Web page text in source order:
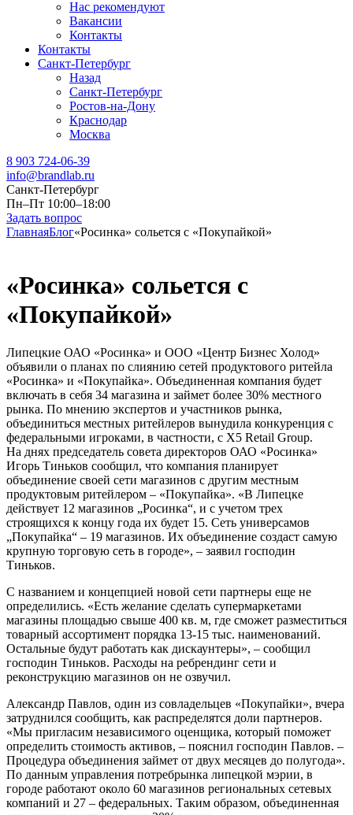
Нас рекомендуют
Вакансии
Контакты
Контакты
Санкт-Петербург
Назад
Санкт-Петербург
Ростов-на-Дону
Краснодар
Москва
8 903 724-06-39
info@brandlab.ru
Санкт-Петербург
Пн–Пт 10:00–18:00
Задать вопрос
ГлавнаяБлог«Росинка» сольется с «Покупайкой»
«Росинка» сольется с
«Покупайкой»
Липецкие ОАО «Росинка» и ООО «Центр Бизнес Холод»
объявили о планах по слиянию сетей продуктового ритейла
«Росинка» и «Покупайка». Объединенная компания будет
включать в себя 34 магазина и займет более 30% местного
рынка. По мнению экспертов и участников рынка,
объединиться местных ритейлеров вынудила конкуренция с
федеральными игроками, в частности, с X5 Retail Group.
На днях председатель совета директоров ОАО «Росинка»
Игорь Тиньков сообщил, что компания планирует
объединение своей сети магазинов с другим местным
продуктовым ритейлером – «Покупайка». «В Липецке
действует 12 магазинов „Росинка“, и с учетом трех
строящихся к концу года их будет 15. Сеть универсамов
„Покупайка“ – 19 магазинов. Их объединение создаст самую
крупную торговую сеть в городе», – заявил господин
Тиньков.
С названием и концепцией новой сети партнеры еще не
определились. «Есть желание сделать супермаркетами
магазины площадью свыше 400 кв. м, где сможет разместиться
товарный ассортимент порядка 13-15 тыс. наименований.
Остальные будут работать как дискаунтеры», – сообщил
господин Тиньков. Расходы на ребрендинг сети и
реконструкцию магазинов он не озвучил.
Александр Павлов, один из совладельцев «Покупайки», вчера
затруднился сообщить, как распределятся доли партнеров.
«Мы пригласим независимого оценщика, который поможет
определить стоимость активов, – пояснил господин Павлов. –
Процедура объединения займет от двух месяцев до полугода».
По данным управления потребрынка липецкой мэрии, в
городе работают около 60 магазинов региональных сетевых
компаний и 27 – федеральных. Таким образом, объединенная